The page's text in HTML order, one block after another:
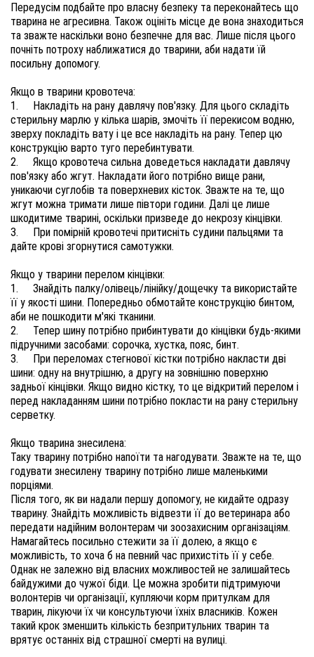
Передусім подбайте про власну безпеку та переконайтесь що
тварина не агресивна. Також оцініть місце де вона знаходиться
та зважте наскільки воно безпечне для вас. Лише після цього
почніть потроху наближатися до тварини, аби надати їй
посильну допомогу.
1.	Накладіть на рану давлячу пов'язку. Для цього складіть
стерильну марлю у кілька шарів, змочіть її перекисом водню,
зверху покладіть вату і це все накладіть на рану. Тепер цю
2.	Якщо кровотеча сильна доведеться накладати давлячу
пов'язку або жгут. Накладати його потрібно вище рани,
уникаючи суглобів та поверхневих кісток. Зважте на те, що
жгут можна тримати лише півтори години. Далі це лише
3.	При помірній кровотечі притисніть судини пальцями та
дайте крові згорнутися самотужки.
1.	Знайдіть палку/олівець/лінійку/дощечку та використайте
її у якості шини. Попередньо обмотайте конструкцію бинтом,
2.	Тепер шину потрібно прибинтувати до кінцівки будь-якими
3.	При переломах стегнової кістки потрібно накласти дві
шини: одну на внутрішню, а другу на зовнішню поверхню
задньої кінцівки. Якщо видно кістку, то це відкритий перелом і
перед накладанням шини потрібно покласти на рану стерильну
серветку.
Таку тварину потрібно напоїти та нагодувати. Зважте на те, що
годувати знесилену тварину потрібно лише маленькими
Після того, як ви надали першу допомогу, не кидайте одразу
тварину. Знайдіть можливість відвезти її до ветеринара або
передати надійним волонтерам чи зоозахисним організаціям.
Намагайтесь посильно стежити за її долею, а якщо є
Однак не залежно від власних можливостей не залишайтесь
байдужими до чужої біди. Це можна зробити підтримуючи
волонтерів чи організації, купляючи корм притулкам для
тварин, лікуючи їх чи консультуючи їхніх власників. Кожен
такий крок зменшить кількість безпритульних тварин та
врятує останніх від страшної смерті на вулиці.